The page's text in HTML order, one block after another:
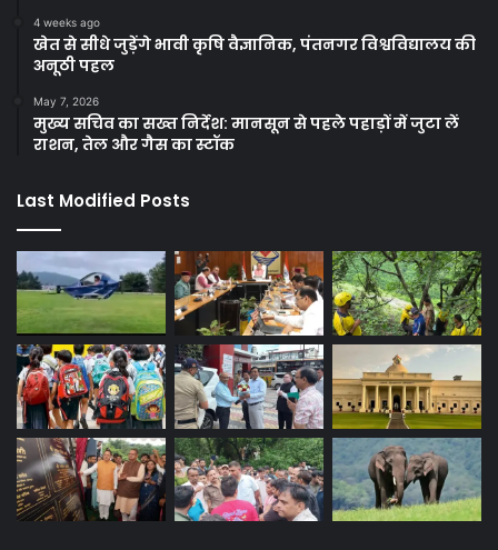
4 weeks ago
खेत से सीधे जुड़ेंगे भावी कृषि वैज्ञानिक, पंतनगर विश्वविद्यालय की
अनूठी पहल
May 7, 2026
मुख्य सचिव का सख्त निर्देश: मानसून से पहले पहाड़ों में जुटा लें
राशन, तेल और गैस का स्टॉक
Last Modified Posts